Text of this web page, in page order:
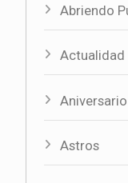
Abriendo
Actualidad
Astros